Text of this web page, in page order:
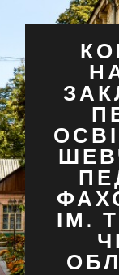
ІМ.